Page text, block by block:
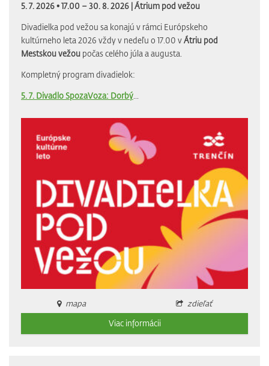
5. 7. 2026 • 17.00 – 30. 8. 2026 |Átrium pod vežou
Divadielka pod vežou sa konajú v rámci Európskeho
kultúrneho leta 2026 vždy v nedeľu o 17.00 vÁtriu pod
Mestskou vežou počas celého júla a augusta.
Kompletný program divadielok:
5. 7. Divadlo SpozaVoza: Dorbý
mapa
zdieľať
Viac informácii